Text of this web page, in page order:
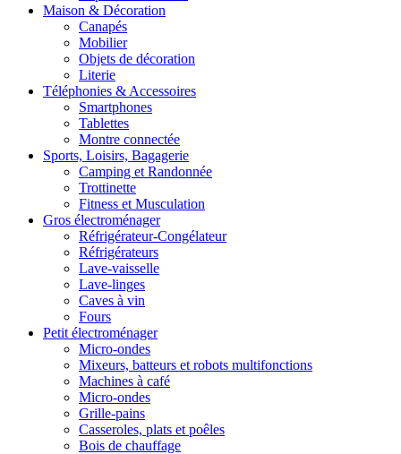
Maison & Décoration
Canapés
Mobilier
Objets de décoration
Literie
Téléphonies & Accessoires
Smartphones
Tablettes
Montre connectée
Sports, Loisirs, Bagagerie
Camping et Randonnée
Trottinette
Fitness et Musculation
Gros électroménager
Réfrigérateur-Congélateur
Réfrigérateurs
Lave-vaisselle
Lave-linges
Caves à vin
Fours
Petit électroménager
Micro-ondes
Mixeurs, batteurs et robots multifonctions
Machines à café
Micro-ondes
Grille-pains
Casseroles, plats et poêles
Bois de chauffage